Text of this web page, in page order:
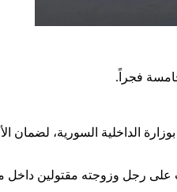
فجراً.
الداخلية السورية، لضمان
رجل وزوجته مقتولين داخل